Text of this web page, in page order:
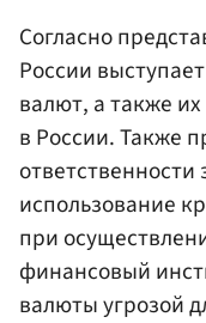
Согласно
России
валют, а также
в России. Также
использование
при
финансовый
валюты угрозой